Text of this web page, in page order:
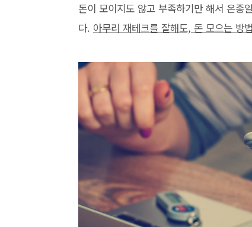
돈이 모이지도 않고 부족하기만 해서 온종
다. 아무리 재테크를 잘해도, 돈 모으는 방